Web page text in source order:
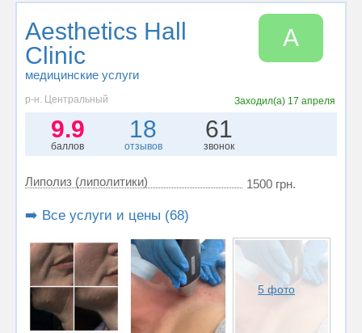
Aesthetics Hall
Clinic
медицинские услуги
A
р-н. Центральный Заходил(а) 17 апреля
9.9
баллов
18
отзывов
61
звонок
Липолиз (липолитики) 1500 грн.
➡️ Все услуги и цены (68)
5 фото